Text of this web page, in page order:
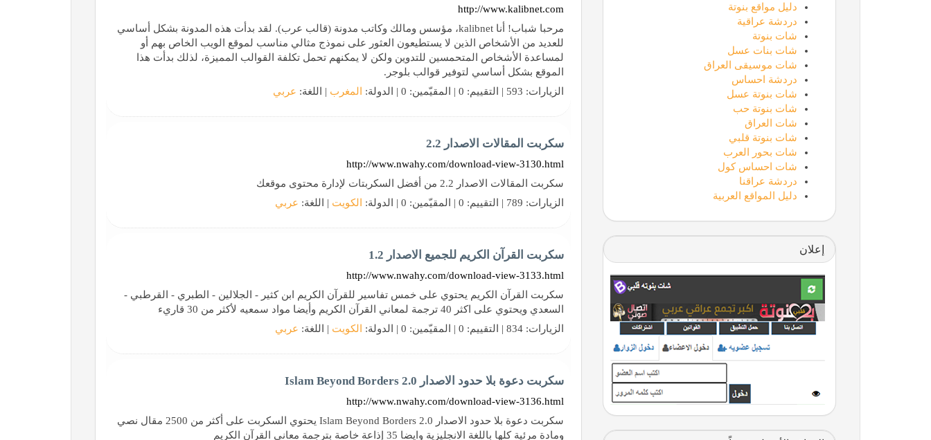
http://www.kalibnet.com
مرحبا شباب! أنا kalibnet، مؤسس ومالك وكاتب مدونة (قالب عرب). لقد بدأت هذه المدونة بشكل أساسي
للعديد من الأشخاص الذين لا يستطيعون العثور على نموذج مثالي مناسب لموقع الويب الخاص بهم أو
لمساعدة الأشخاص المتحمسين للتدوين ولكن لا يمكنهم تحمل تكلفة القوالب المميزة، لذلك بدأت هذا
الموقع بشكل أساسي لتوفير قوالب بلوجر.
الزيارات: 593 | التقييم: 0 | المقيّمين: 0 | الدولة:
المغرب | اللغة: عربي
سكربت المقالات الاصدار 2.2
http://www.nwahy.com/download-view-3130.html
سكربت المقالات الاصدار 2.2 من أفضل السكربتات لإدارة محتوى موقعك
الزيارات: 789 | التقييم: 0 | المقيّمين: 0 | الدولة:
الكويت | اللغة: عربي
سكربت القرآن الكريم للجميع الاصدار 1.2
http://www.nwahy.com/download-view-3133.html
سكربت القرآن الكريم يحتوي على خمس تفاسير للقرآن الكريم ابن كثير - الجلالين - الطبري - القرطبي -
السعدي ويحتوي على اكثر 40 ترجمة لمعاني القرآن الكريم وأيضا مواد سمعيه لأكثر من 30 قاريء
الزيارات: 834 | التقييم: 0 | المقيّمين: 0 | الدولة:
الكويت | اللغة: عربي
سكربت دعوة بلا حدود الاصدار 2.0 Islam Beyond Borders
http://www.nwahy.com/download-view-3136.html
سكربت دعوة بلا حدود الاصدار 2.0 Islam Beyond Borders يحتوي السكربت على أكثر من 2500 مقال نصي
ومادة مرئية كلها باللغة الانجليزية وايضا 35 إذاعة خاصة بترجمة معاني القرآن الكريم
دليل مواقع بنوتة
دردشة عراقية
شات بنوتة
شات بنات عسل
شات موسيقى العراق
دردشة احساس
شات بنوتة عسل
شات بنوتة حب
شات العراق
شات بنوتة قلبي
شات بحور العرب
شات احساس كول
دردشة عراقنا
دليل المواقع العربية
إعلان